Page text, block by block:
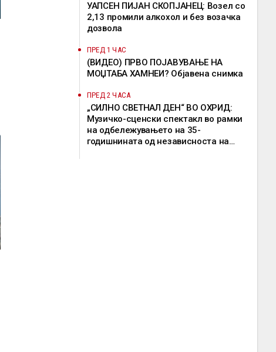
УАПСЕН ПИЈАН СКОПЈАНЕЦ: Возел со
2,13 промили алкохол и без возачка
дозвола
ПРЕД 1 ЧАС
(ВИДЕО) ПРВО ПОЈАВУВАЊЕ НА
МОЏТАБА ХАМНЕИ? Објавена снимка
ПРЕД 2 ЧАСА
„СИЛНО СВЕТНАЛ ДЕН“ ВО ОХРИД:
Музичко-сценски спектакл во рамки
на одбележувањето на 35-
годишнината од независноста на